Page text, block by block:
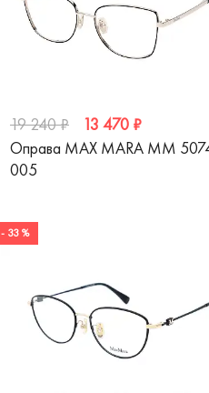
19 240 ₽
13 470 ₽
Оправа MAX MARA MM
005
- 33 %